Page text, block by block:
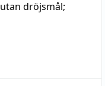
utan dröjsmål;